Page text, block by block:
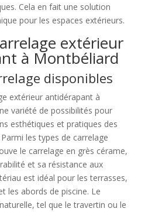
Cela en fait une solution
pour les espaces extérieurs.
extérieur
à Montbéliard
disponibles
extérieur antidérapant à
variété de possibilités pour
esthétiques et pratiques des
les types de carrelage
le carrelage en grès cérame,
et sa résistance aux
est idéal pour les terrasses,
les abords de piscine. Le
tel que le travertin ou le